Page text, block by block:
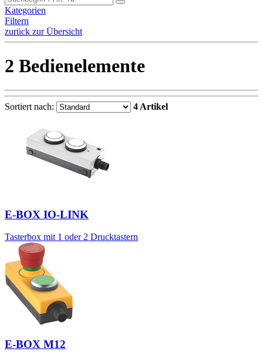
Kategorien
Filtern
zurück zur Übersicht
2 Bedienelemente
Sortiert nach: 4 Artikel
E-BOX IO-LINK
Tasterbox mit 1 oder 2 Drucktastern
E-BOX M12